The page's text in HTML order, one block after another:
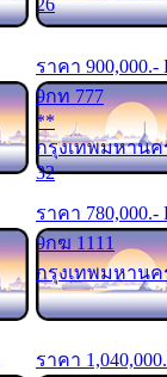
ราคา 900,000.-
9กท 777
**
กรุงเทพมหานค
32
ราคา 780,000.-
9กฆ 1111
กรุงเทพมหานค
ราคา 1,040,000